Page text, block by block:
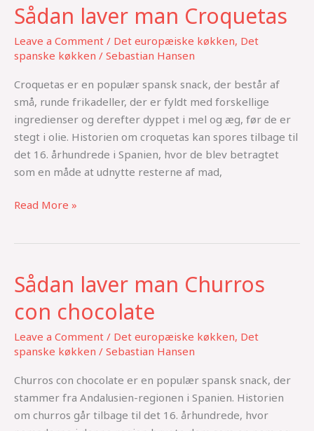
Sådan laver man Croquetas
Leave a Comment / Det europæiske køkken, Det
spanske køkken / Sebastian Hansen
Croquetas er en populær spansk snack, der består af
små, runde frikadeller, der er fyldt med forskellige
ingredienser og derefter dyppet i mel og æg, før de er
stegt i olie. Historien om croquetas kan spores tilbage til
det 16. århundrede i Spanien, hvor de blev betragtet
som en måde at udnytte resterne af mad,
Sådan
laver
man
Croquetas
Read More »
Sådan laver man Churros
con chocolate
Leave a Comment / Det europæiske køkken, Det
spanske køkken / Sebastian Hansen
Churros con chocolate er en populær spansk snack, der
stammer fra Andalusien-regionen i Spanien. Historien
om churros går tilbage til det 16. århundrede, hvor
Sådan
laver
man
Churros
con